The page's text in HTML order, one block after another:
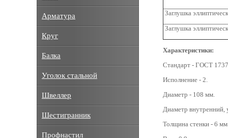
Заглушка
Заглушка
Характеристики:
Стандарт - ГОСТ
Исполнение - 2.
Диаметр - 108 мм.
Диаметр
Толщина стенки - 6
Арматура
Круг
Балка
Уголок стальной
Швеллер
Шестигранник
Профнастил